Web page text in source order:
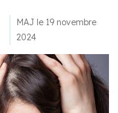
MAJ le 19 novembre
2024